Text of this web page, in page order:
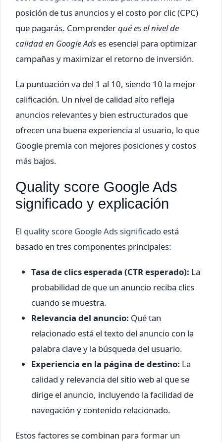
posición de tus anuncios y el costo por clic (CPC)
que pagarás. Comprenderqué es el nivel de
calidad en Google Ads es esencial para optimizar
campañas y maximizar el retorno de inversión.
La puntuación va del 1 al 10, siendo 10 la mejor
calificación. Un nivel de calidad alto refleja
anuncios relevantes y bien estructurados que
ofrecen una buena experiencia al usuario, lo que
Google premia con mejores posiciones y costos
más bajos.
Quality score Google Ads
significado y explicación
El quality score Google Ads significado está
basado en tres componentes principales:
Tasa de clics esperada (CTR esperado): La
probabilidad de que un anuncio reciba clics
cuando se muestra.
Relevancia del anuncio: Qué tan
relacionado está el texto del anuncio con la
palabra clave y la búsqueda del usuario.
Experiencia en la página de destino: La
calidad y relevancia del sitio web al que se
dirige el anuncio, incluyendo la facilidad de
navegación y contenido relacionado.
Estos factores se combinan para formar un